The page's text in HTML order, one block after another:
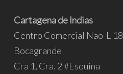
Cartagena de Indias
Centro Comercial Nao L-18
Bocagrande
Cra 1, Cra. 2 #Esquina